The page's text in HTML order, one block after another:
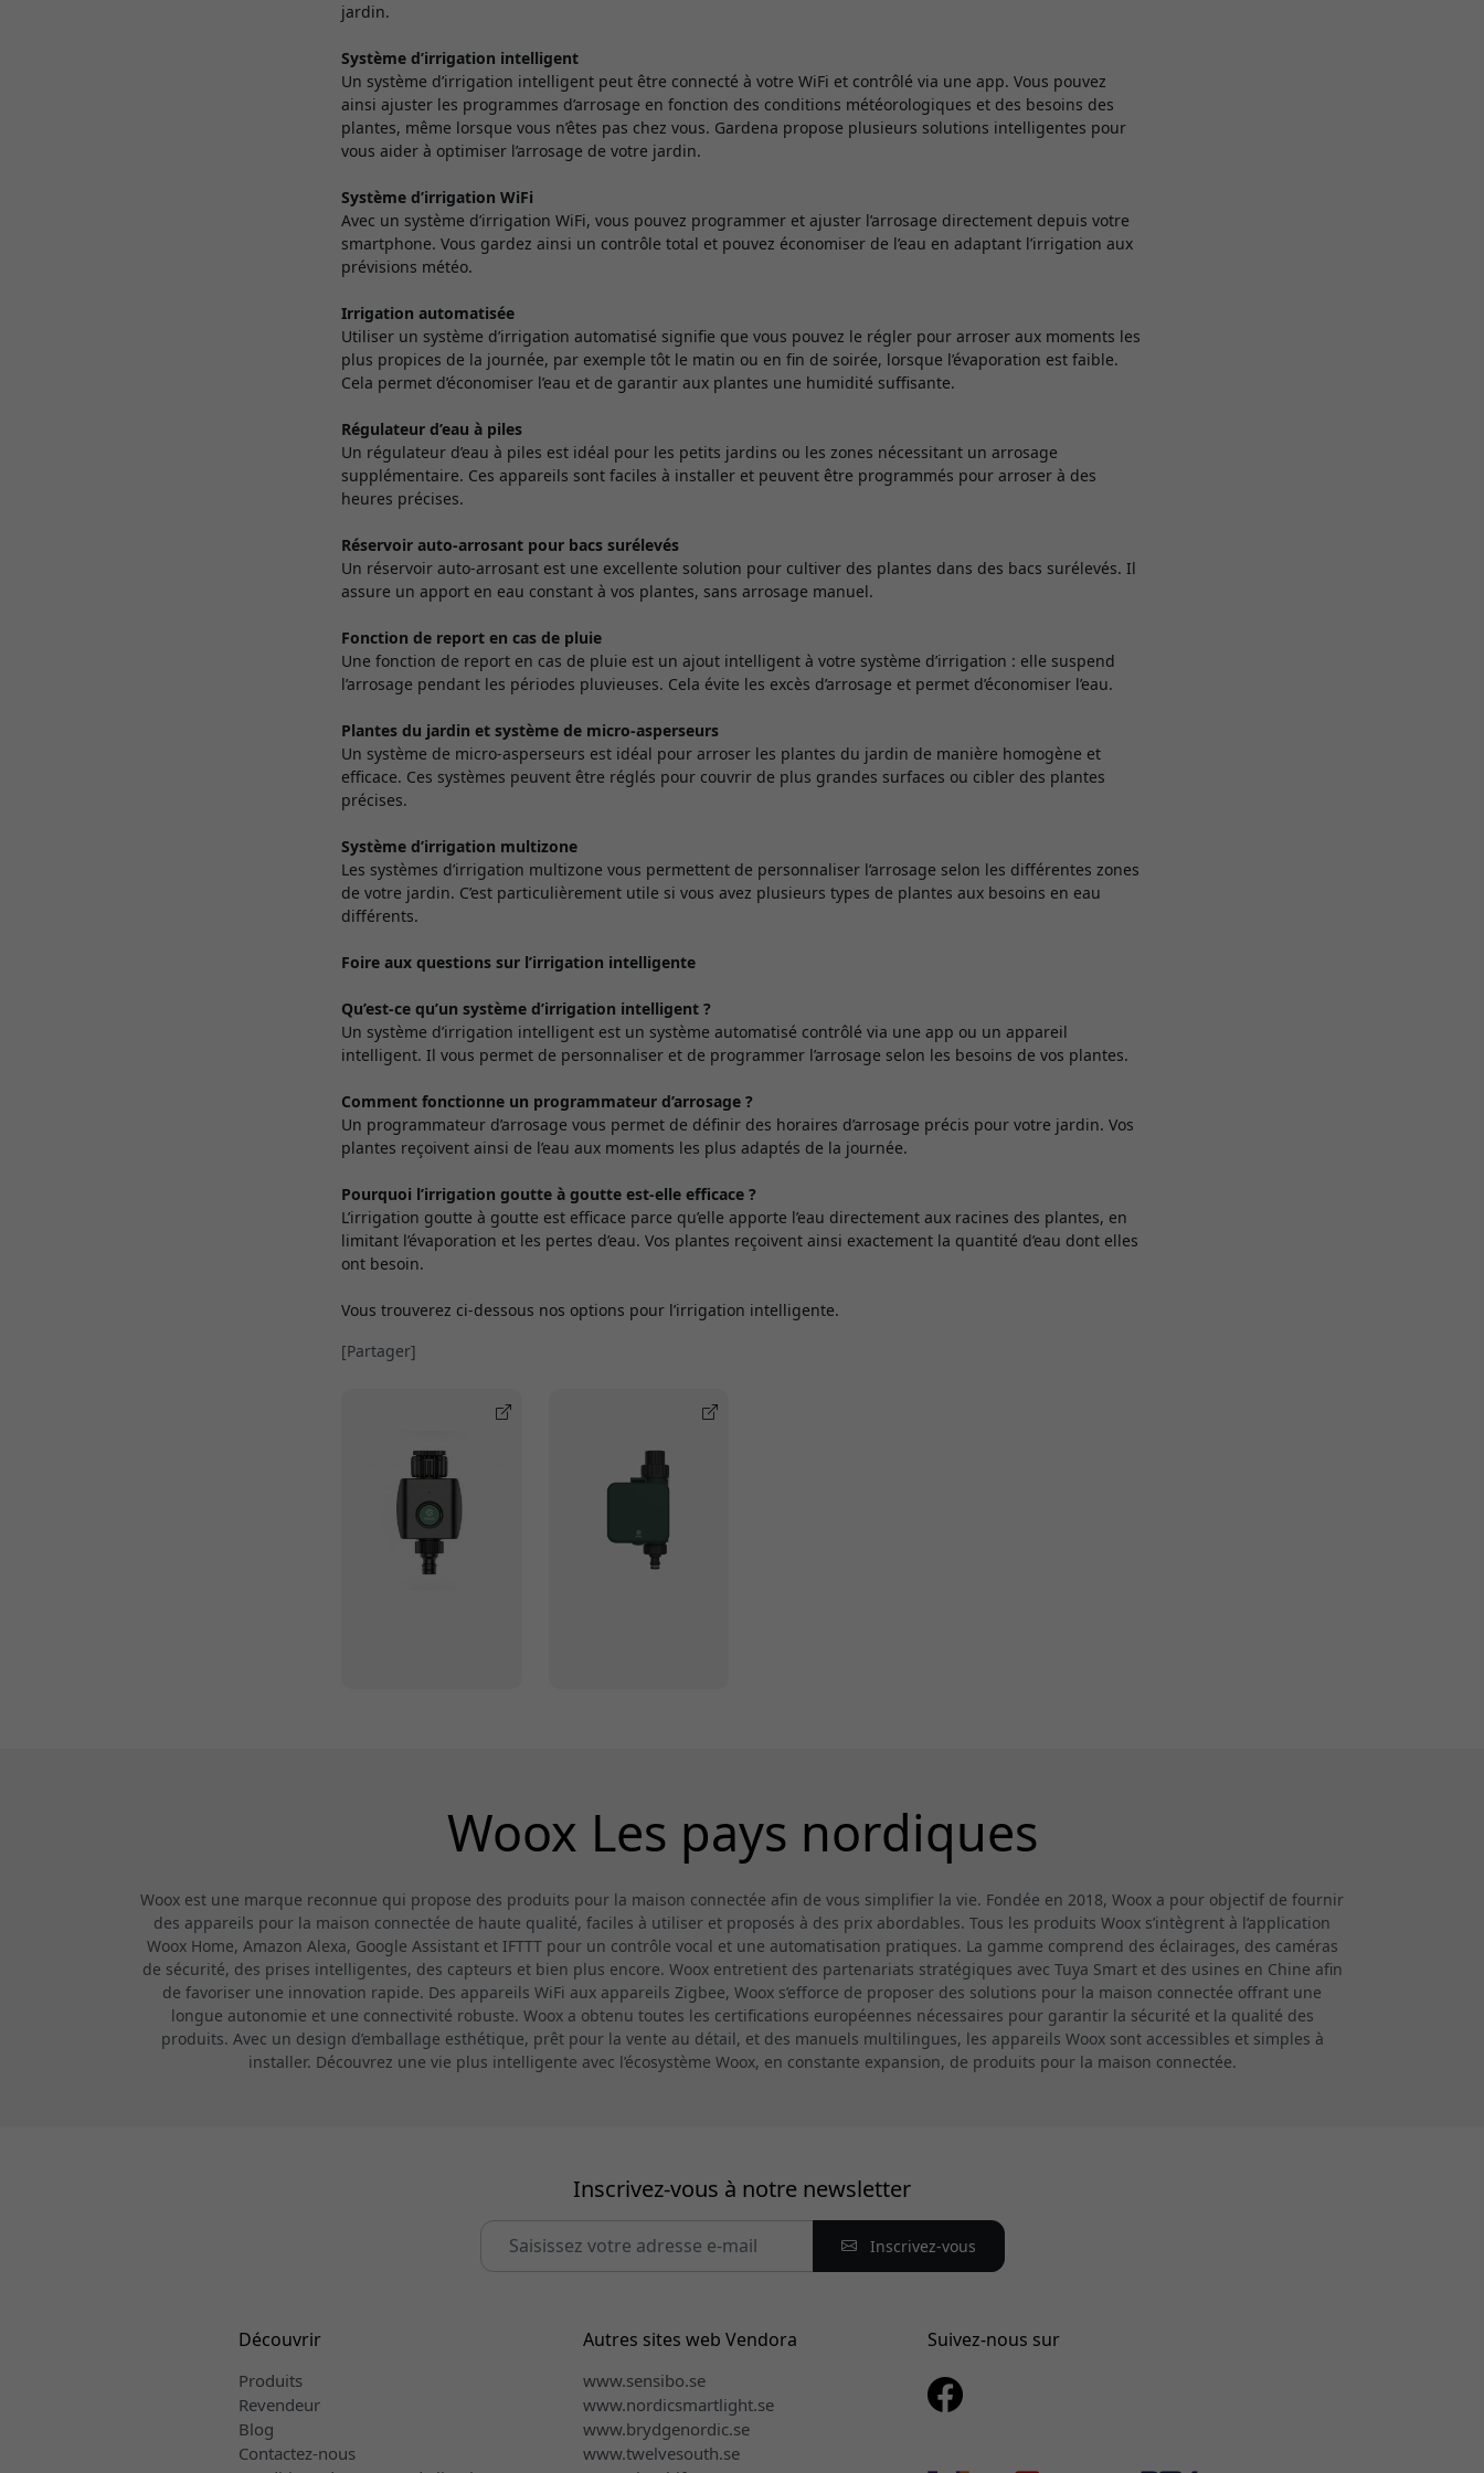
jardin.
Système d’irrigation intelligent
Un système d’irrigation intelligent peut être connecté à votre WiFi et contrôlé via une app. Vous pouvez
ainsi ajuster les programmes d’arrosage en fonction des conditions météorologiques et des besoins des
plantes, même lorsque vous n’êtes pas chez vous. Gardena propose plusieurs solutions intelligentes pour
vous aider à optimiser l’arrosage de votre jardin.
Système d’irrigation WiFi
Avec un système d’irrigation WiFi, vous pouvez programmer et ajuster l’arrosage directement depuis votre
smartphone. Vous gardez ainsi un contrôle total et pouvez économiser de l’eau en adaptant l’irrigation aux
prévisions météo.
Irrigation automatisée
Utiliser un système d’irrigation automatisé signifie que vous pouvez le régler pour arroser aux moments les
plus propices de la journée, par exemple tôt le matin ou en fin de soirée, lorsque l’évaporation est faible.
Cela permet d’économiser l’eau et de garantir aux plantes une humidité suffisante.
Régulateur d’eau à piles
Un régulateur d’eau à piles est idéal pour les petits jardins ou les zones nécessitant un arrosage
supplémentaire. Ces appareils sont faciles à installer et peuvent être programmés pour arroser à des
heures précises.
Réservoir auto-arrosant pour bacs surélevés
Un réservoir auto-arrosant est une excellente solution pour cultiver des plantes dans des bacs surélevés. Il
assure un apport en eau constant à vos plantes, sans arrosage manuel.
Fonction de report en cas de pluie
Une fonction de report en cas de pluie est un ajout intelligent à votre système d’irrigation : elle suspend
l’arrosage pendant les périodes pluvieuses. Cela évite les excès d’arrosage et permet d’économiser l’eau.
Plantes du jardin et système de micro-asperseurs
Un système de micro-asperseurs est idéal pour arroser les plantes du jardin de manière homogène et
efficace. Ces systèmes peuvent être réglés pour couvrir de plus grandes surfaces ou cibler des plantes
précises.
Système d’irrigation multizone
Les systèmes d’irrigation multizone vous permettent de personnaliser l’arrosage selon les différentes zones
de votre jardin. C’est particulièrement utile si vous avez plusieurs types de plantes aux besoins en eau
différents.
Foire aux questions sur l’irrigation intelligente
Qu’est-ce qu’un système d’irrigation intelligent ?
Un système d’irrigation intelligent est un système automatisé contrôlé via une app ou un appareil
intelligent. Il vous permet de personnaliser et de programmer l’arrosage selon les besoins de vos plantes.
Comment fonctionne un programmateur d’arrosage ?
Un programmateur d’arrosage vous permet de définir des horaires d’arrosage précis pour votre jardin. Vos
plantes reçoivent ainsi de l’eau aux moments les plus adaptés de la journée.
Pourquoi l’irrigation goutte à goutte est-elle efficace ?
L’irrigation goutte à goutte est efficace parce qu’elle apporte l’eau directement aux racines des plantes, en
limitant l’évaporation et les pertes d’eau. Vos plantes reçoivent ainsi exactement la quantité d’eau dont elles
ont besoin.
Vous trouverez ci-dessous nos options pour l’irrigation intelligente.
[Partager]
Woox Les pays nordiques
Woox est une marque reconnue qui propose des produits pour la maison connectée afin de vous simplifier la vie. Fondée en 2018, Woox a pour objectif de fournir
des appareils pour la maison connectée de haute qualité, faciles à utiliser et proposés à des prix abordables. Tous les produits Woox s’intègrent à l’application
Woox Home, Amazon Alexa, Google Assistant et IFTTT pour un contrôle vocal et une automatisation pratiques. La gamme comprend des éclairages, des caméras
de sécurité, des prises intelligentes, des capteurs et bien plus encore. Woox entretient des partenariats stratégiques avec Tuya Smart et des usines en Chine afin
de favoriser une innovation rapide. Des appareils WiFi aux appareils Zigbee, Woox s’efforce de proposer des solutions pour la maison connectée offrant une
longue autonomie et une connectivité robuste. Woox a obtenu toutes les certifications européennes nécessaires pour garantir la sécurité et la qualité des
produits. Avec un design d’emballage esthétique, prêt pour la vente au détail, et des manuels multilingues, les appareils Woox sont accessibles et simples à
installer. Découvrez une vie plus intelligente avec l’écosystème Woox, en constante expansion, de produits pour la maison connectée.
Inscrivez-vous à notre newsletter
Inscrivez-vous
Découvrir
Produits
Revendeur
Blog
Contactez-nous
Autres sites web Vendora
www.sensibo.se
www.nordicsmartlight.se
www.brydgenordic.se
www.twelvesouth.se
Suivez-nous sur